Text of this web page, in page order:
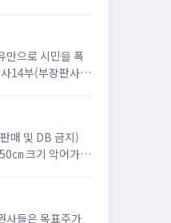
만으로 시민을 폭
14부(부장판사 윤
매 및 DB 금지)
㎝ 크기 악어가 있
사들은 목표주가